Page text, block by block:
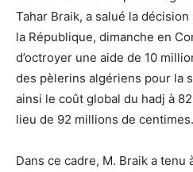
Tahar Braik, a salué la
la République, dimanche en
d’octroyer une aide de 10
des pèlerins algériens pour la
ainsi le coût global du hadj à
lieu de 92 millions de centimes.
Dans ce cadre, M. Braik a tenu